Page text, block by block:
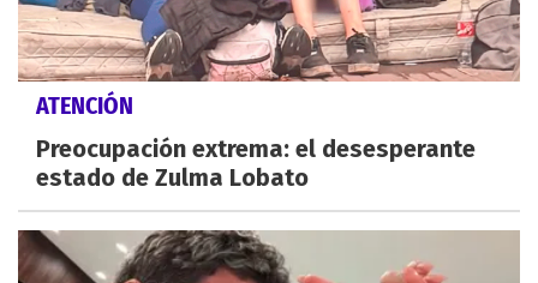
ATENCIÓN
Preocupación extrema: el desesperante
estado de Zulma Lobato